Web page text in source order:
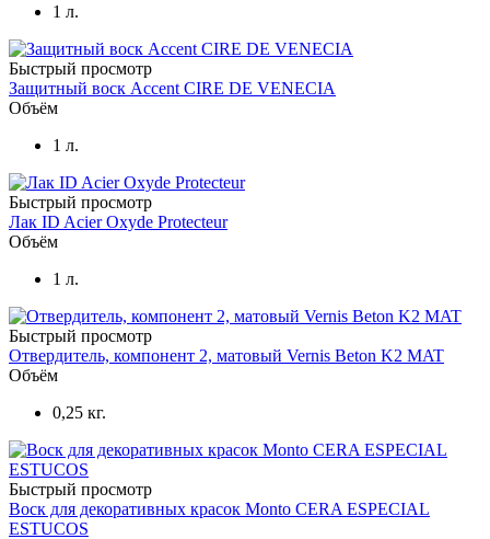
1 л.
Быстрый просмотр
Защитный воск Accent CIRE DE VENECIA
Объём
1 л.
Быстрый просмотр
Лак ID Acier Oxyde Protecteur
Объём
1 л.
Быстрый просмотр
Отвердитель, компонент 2, матовый Vernis Beton K2 MAT
Объём
0,25 кг.
Быстрый просмотр
Воск для декоративных красок Monto CERA ESPECIAL
ESTUCOS